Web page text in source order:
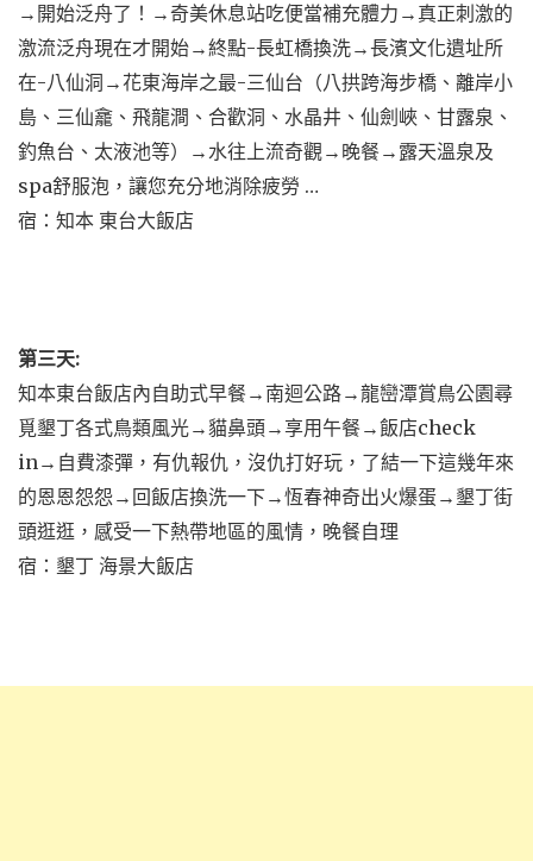
→開始泛舟了！→奇美休息站吃便當補充體力→真正刺激的
激流泛舟現在才開始→終點-長虹橋換洗→長濱文化遺址所
在-八仙洞→花東海岸之最-三仙台（八拱跨海步橋、離岸小
島、三仙龕、飛龍澗、合歡洞、水晶井、仙劍峽、甘露泉、
釣魚台、太液池等）→水往上流奇觀→晚餐→露天溫泉及
spa舒服泡，讓您充分地消除疲勞 …
宿：知本 東台大飯店
第三天:
知本東台飯店內自助式早餐→南迴公路→龍巒潭賞鳥公園尋
覓墾丁各式鳥類風光→貓鼻頭→享用午餐→飯店check
in→自費漆彈，有仇報仇，沒仇打好玩，了結一下這幾年來
的恩恩怨怨→回飯店換洗一下→恆春神奇出火爆蛋→墾丁街
頭逛逛，感受一下熱帶地區的風情，晚餐自理
宿：墾丁 海景大飯店